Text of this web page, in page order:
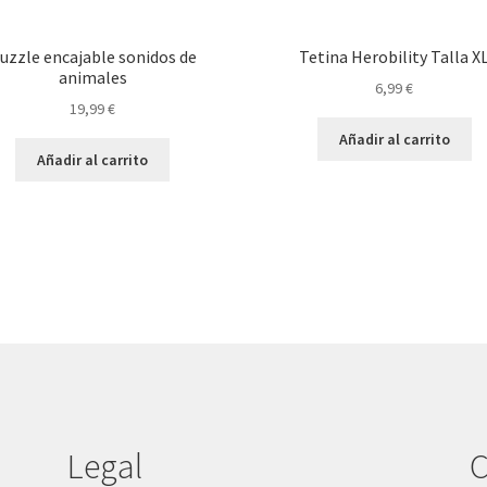
encajable sonidos de
animales
19,99€
Añadir al carrito
Tetina Herobility Talla XL
6,99€
Añadir al carrito
Legal